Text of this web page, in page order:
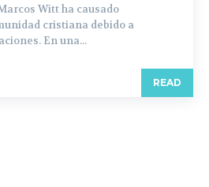
Witt ha causado
cristiana debido a
En una...
READ